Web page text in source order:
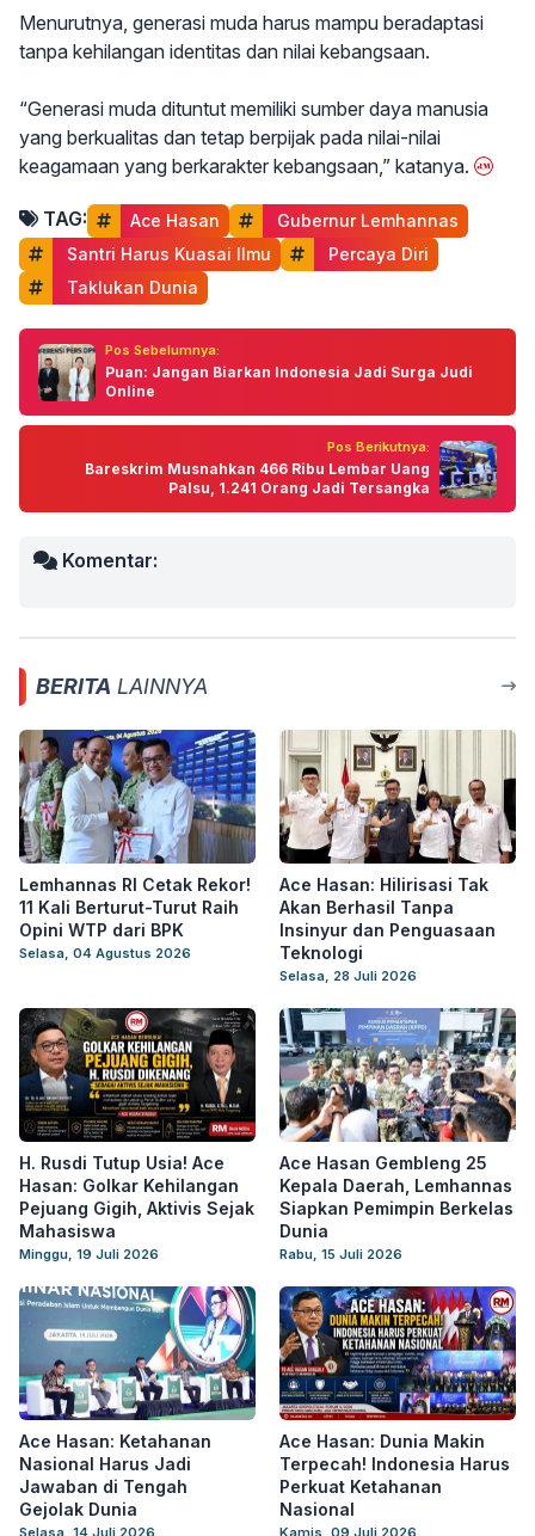
Menurutnya, generasi muda harus mampu beradaptasi
tanpa kehilangan identitas dan nilai kebangsaan.
“Generasi muda dituntut memiliki sumber daya manusia
yang berkualitas dan tetap berpijak pada nilai-nilai
keagamaan yang berkarakter kebangsaan,” katanya.
TAG: Ace Hasan
Gubernur Lemhannas
Santri Harus Kuasai Ilmu
Percaya Diri
Taklukan Dunia
Pos Sebelumnya:
Puan: Jangan Biarkan Indonesia Jadi Surga Judi
Online
Pos Berikutnya:
Bareskrim Musnahkan 466 Ribu Lembar Uang
Palsu, 1.241 Orang Jadi Tersangka
Komentar:
BERITA LAINNYA
Lemhannas RI Cetak Rekor!
11 Kali Berturut-Turut Raih
Opini WTP dari BPK
Selasa, 04 Agustus 2026
Ace Hasan: Hilirisasi Tak
Akan Berhasil Tanpa
Insinyur dan Penguasaan
Teknologi
Selasa, 28 Juli 2026
H. Rusdi Tutup Usia! Ace
Hasan: Golkar Kehilangan
Pejuang Gigih, Aktivis Sejak
Mahasiswa
Minggu, 19 Juli 2026
Ace Hasan Gembleng 25
Kepala Daerah, Lemhannas
Siapkan Pemimpin Berkelas
Dunia
Rabu, 15 Juli 2026
Ace Hasan: Ketahanan
Nasional Harus Jadi
Jawaban di Tengah
Gejolak Dunia
Ace Hasan: Dunia Makin
Terpecah! Indonesia Harus
Perkuat Ketahanan
Nasional